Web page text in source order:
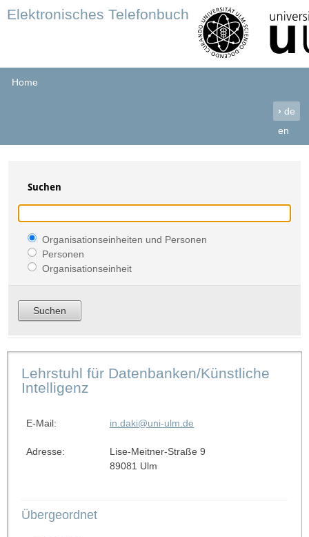
Elektronisches Telefonbuch
Home
› de
en
Suchen
Organisationseinheiten und Personen
Personen
Organisationseinheit
Lehrstuhl für Datenbanken/Künstliche
Intelligenz
E-Mail: in.daki@uni-ulm.de
Adresse:
Lise-Meitner-Straße 9
89081 Ulm
Übergeordnet